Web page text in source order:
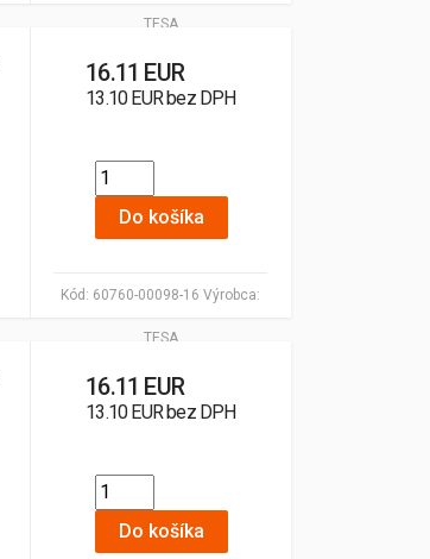
TESA
Kód: 60760-00098-16 Výrobca:
TESA
16.11 EUR
13.10 EUR bez DPH
Do košíka
16.11 EUR
13.10 EUR bez DPH
Do košíka